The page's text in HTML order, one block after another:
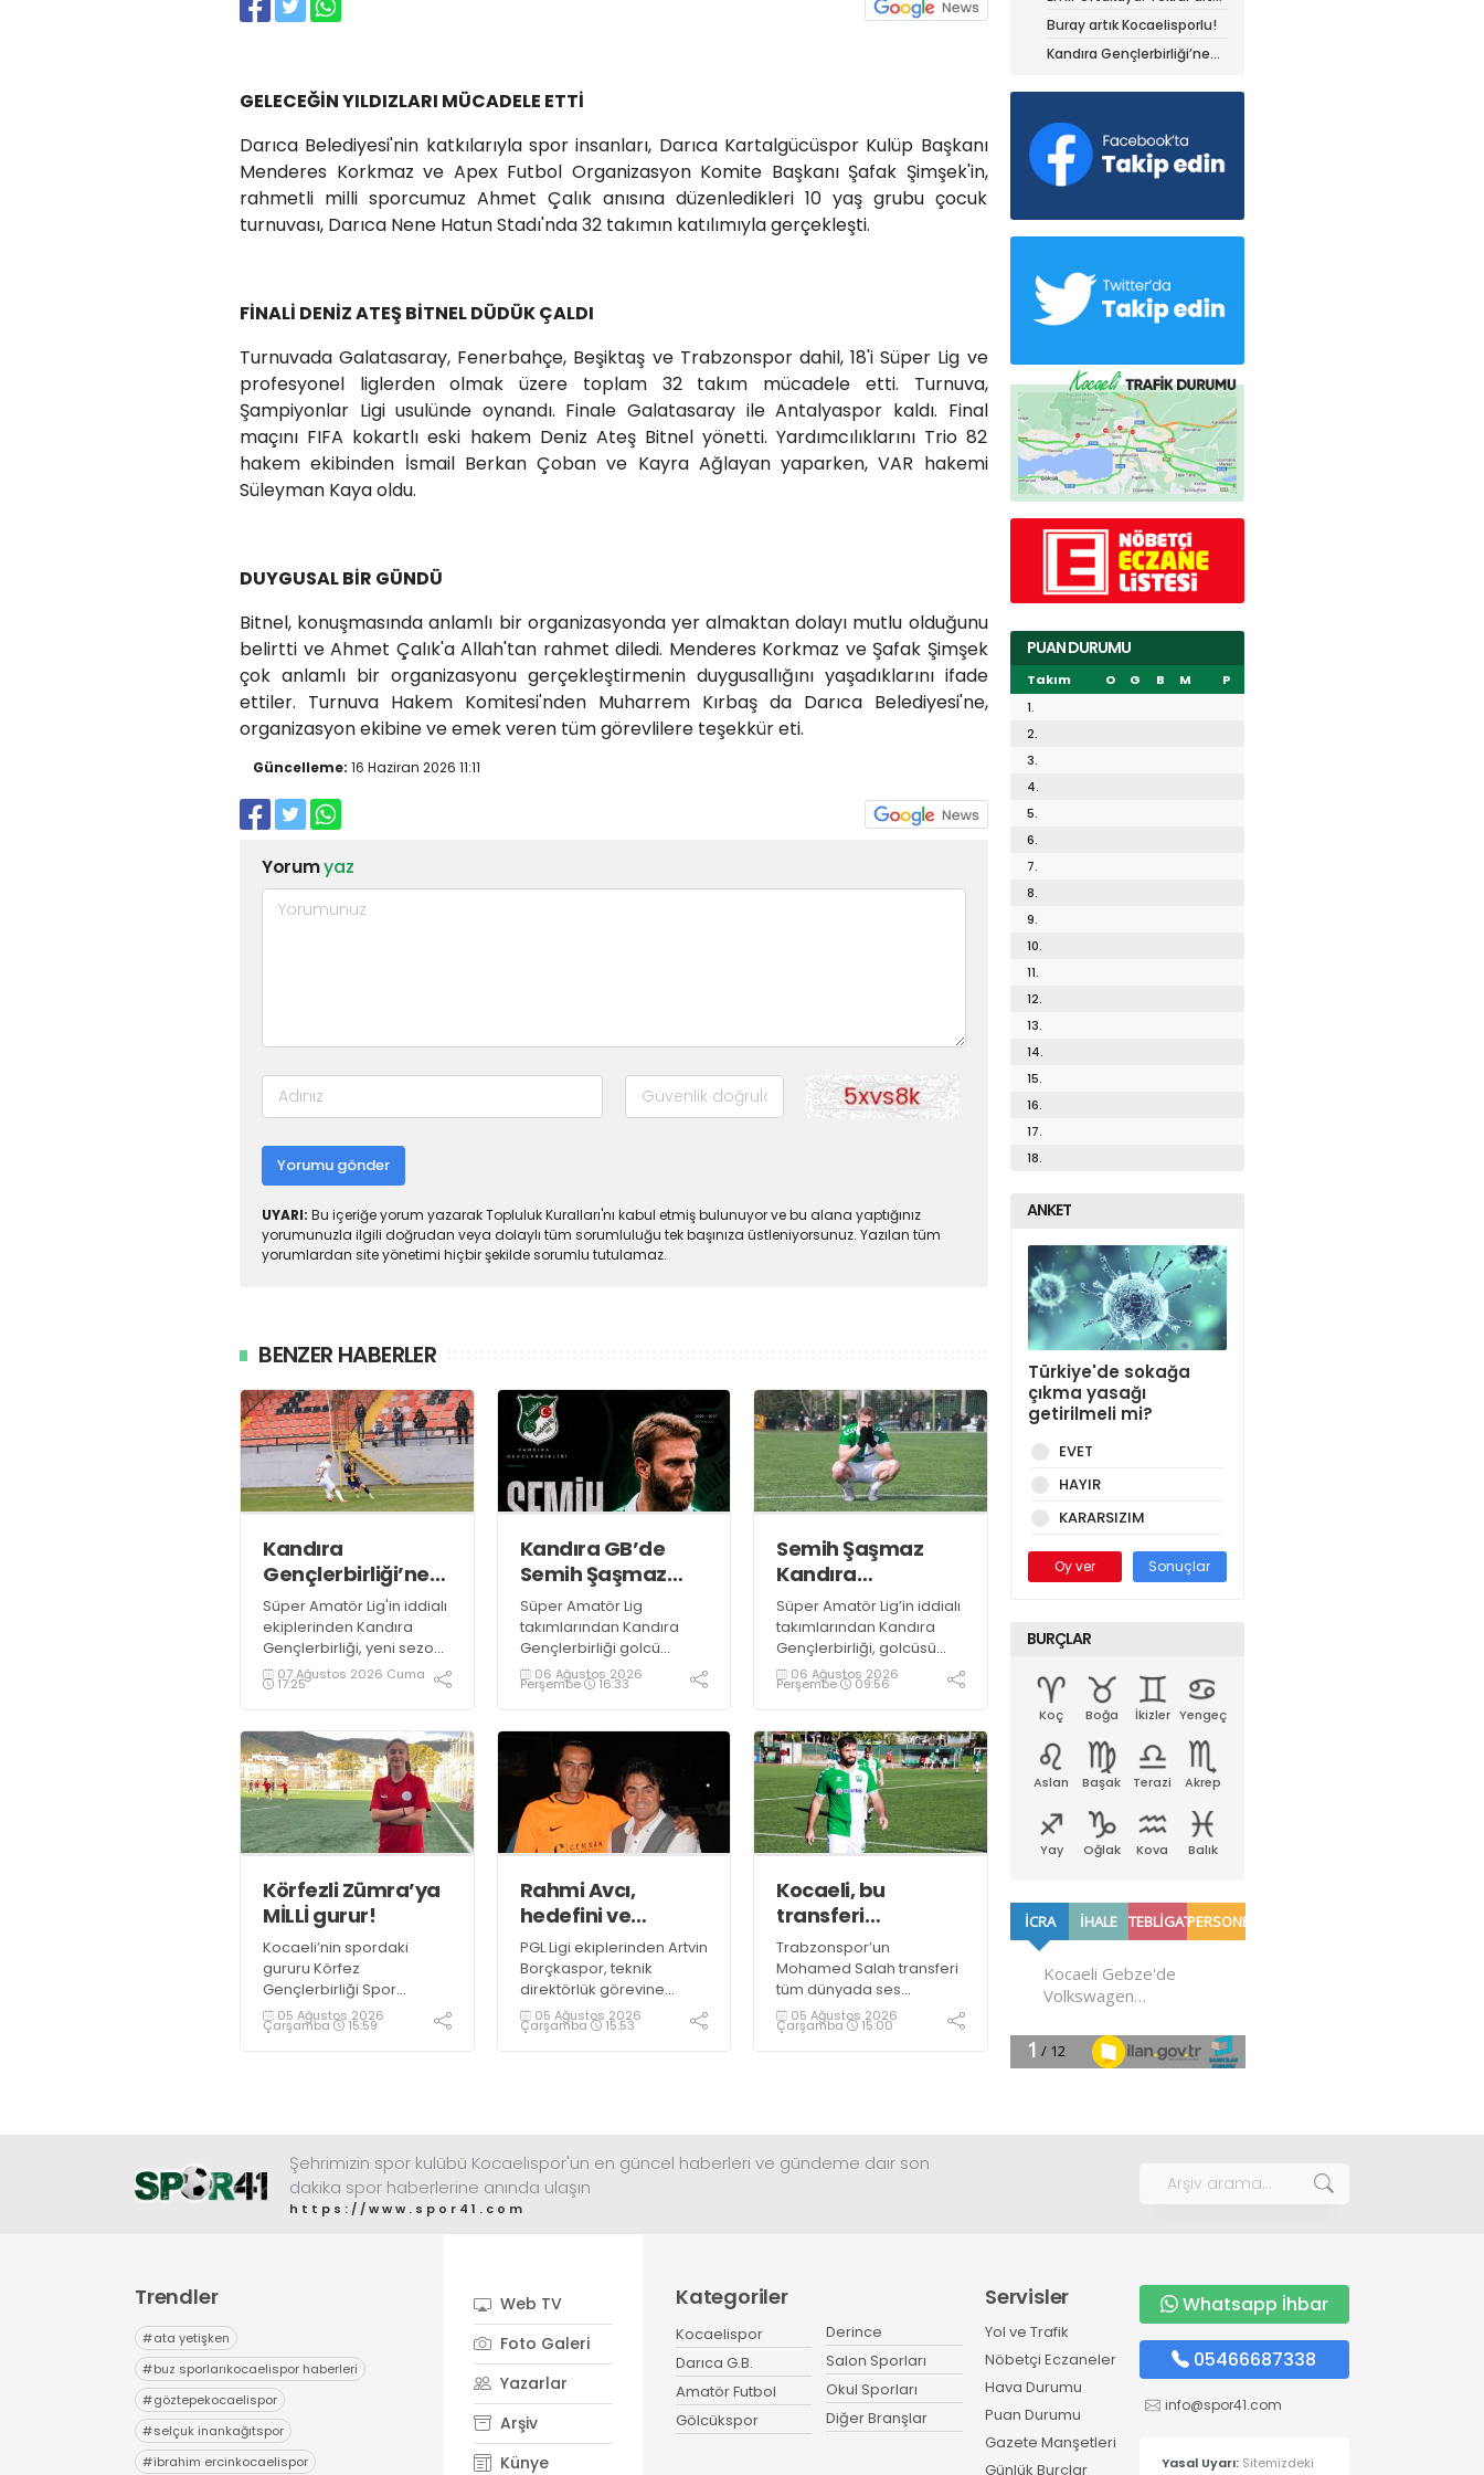
GELECEĞİN YILDIZLARI MÜCADELE ETTİ
Darıca Belediyesi'nin katkılarıyla spor insanları, Darıca Kartalgücüspor Kulüp Başkanı
Menderes Korkmaz ve Apex Futbol Organizasyon Komite Başkanı Şafak Şimşek'in,
rahmetli milli sporcumuz Ahmet Çalık anısına düzenledikleri 10 yaş grubu çocuk
turnuvası, Darıca Nene Hatun Stadı'nda 32 takımın katılımıyla gerçekleşti.
FİNALİ DENİZ ATEŞ BİTNEL DÜDÜK ÇALDI
Turnuvada Galatasaray, Fenerbahçe, Beşiktaş ve Trabzonspor dahil, 18'i Süper Lig ve
profesyonel liglerden olmak üzere toplam 32 takım mücadele etti. Turnuva,
Şampiyonlar Ligi usulünde oynandı. Finale Galatasaray ile Antalyaspor kaldı. Final
maçını FIFA kokartlı eski hakem Deniz Ateş Bitnel yönetti. Yardımcılıklarını Trio 82
hakem ekibinden İsmail Berkan Çoban ve Kayra Ağlayan yaparken, VAR hakemi
Süleyman Kaya oldu.
DUYGUSAL BİR GÜNDÜ
Bitnel, konuşmasında anlamlı bir organizasyonda yer almaktan dolayı mutlu olduğunu
belirtti ve Ahmet Çalık'a Allah'tan rahmet diledi. Menderes Korkmaz ve Şafak Şimşek
çok anlamlı bir organizasyonu gerçekleştirmenin duygusallığını yaşadıklarını ifade
ettiler. Turnuva Hakem Komitesi'nden Muharrem Kırbaş da Darıca Belediyesi'ne,
organizasyon ekibine ve emek veren tüm görevlilere teşekkür eti.
Güncelleme: 16 Haziran 2026 11:11
Yorumyaz
Yorumu gönder
UYARI: Bu içeriğe yorum yazarak Topluluk Kuralları'nı kabul etmiş bulunuyor ve bu alana yaptığınız
yorumunuzla ilgili doğrudan veya dolaylı tüm sorumluluğu tek başınıza üstleniyorsunuz. Yazılan tüm
yorumlardan site yönetimi hiçbir şekilde sorumlu tutulamaz.
BENZER HABERLER
Kandıra
Gençlerbirliği’ne
müthiş kanat!
Süper Amatör Lig'in iddialı
ekiplerinden Kandıra
Gençlerbirliği, yeni sezon
öncesi kadrosunu
güçlendirmeye devam
07 Ağustos 2026 Cuma
17:25
Kandıra GB’de
Semih Şaşmaz
resmen TAMAM!
Süper Amatör Lig
takımlarından Kandıra
Gençlerbirliği golcü
futbolcu Semih Şaşmaz
ile yola devam ettiğini
06 Ağustos 2026
Perşembe 16:33
Semih Şaşmaz
Kandıra
Gençlerbirliği’nde
devam dedi!
Süper Amatör Lig’in iddialı
takımlarından Kandıra
Gençlerbirliği, golcüsü
Semih Şaşmaz ile devam
ediyor.
06 Ağustos 2026
Perşembe 09:56
Körfezli Zümra’ya
MİLLİ gurur!
Kocaeli’nin spordaki
gururu Körfez
Gençlerbirliği Spor
Kulübü, altyapısından
yetiştirdiği sporcularla
05 Ağustos 2026
Çarşamba 15:59
Rahmi Avcı,
hedefini ve
stratejisini
paylaştı
PGL Ligi ekiplerinden Artvin
Borçkaspor, teknik
direktörlük görevine
Kocaeli’nin başarılı
isimlerinden Rahmi Avcı'yı
05 Ağustos 2026
Çarşamba 15:53
Kocaeli, bu
transferi
konuşuyor!
Trabzonspor’un
Mohamed Salah transferi
tüm dünyada ses
getirirken Kocaeli
amatöründe de çok
05 Ağustos 2026
Çarşamba 15:00
olduğum yerdeyim
Buray artık Kocaelisporlu!
Kandıra Gençlerbirliği’ne
PUAN DURUMU
Takım O G B M
P
1.
2.
3.
4.
5.
6.
7.
8.
9.
10.
11.
12.
13.
14.
15.
16.
17.
18.
ANKET
Türkiye'de sokağa
çıkma yasağı
getirilmeli mi?
EVET
HAYIR
KARARSIZIM
Oy ver Sonuçlar
BURÇLAR
Koç Boğa İkizler Yengeç
Aslan Başak Terazi Akrep
Yay Oğlak Kova Balık
Şehrimizin spor kulübü Kocaelispor'un en güncel haberleri ve gündeme dair son
dakika spor haberlerine anında ulaşın
https://www.spor41.com
Trendler
#ata yetişken
#buz sporlarıkocaelispor haberleri
#göztepekocaelispor
#selçuk inankağıtspor
#ibrahim ercinkocaelispor
Web TV
Foto Galeri
Yazarlar
Arşiv
Künye
Kategoriler
Kocaelispor
Darıca G.B.
Amatör Futbol
Gölcükspor
Derince
Salon Sporları
Okul Sporları
Diğer Branşlar
Servisler
Yol ve Trafik
Nöbetçi Eczaneler
Hava Durumu
Puan Durumu
Gazete Manşetleri
Günlük Burçlar
Whatsapp İhbar
05466687338
info@spor41.com
Yasal Uyarı: Sitemizdeki